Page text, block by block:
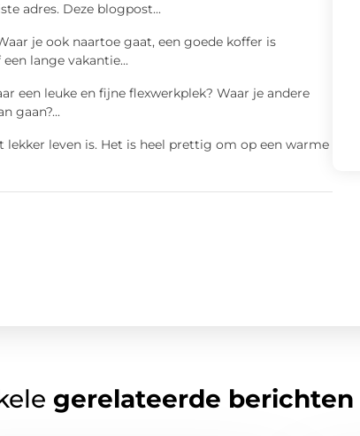
adres. Deze blogpost...
je ook naartoe gaat, een goede koffer is
lange vakantie...
een leuke en fijne flexwerkplek? Waar je andere
gaan?...
lekker leven is. Het is heel prettig om op een warme
gerelateerde berichten